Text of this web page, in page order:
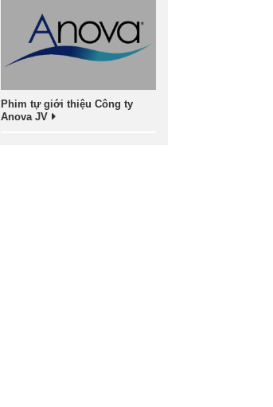
Phim tự giới thiệu Công ty
Anova JV